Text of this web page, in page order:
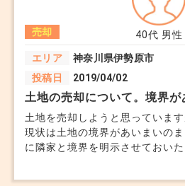
40代 男性
売却
エリア
神奈川県伊勢原市
投稿日
2019/04/02
土地の売却について。境界が
土地を売却しようと思っていま
現状は土地の境界があいまいの
に隣家と境界を明示させておい